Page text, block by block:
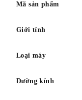
Màu vỏ:Hai tông
Mã sản phẩm
Giới tính
Loại máy
Đường kính